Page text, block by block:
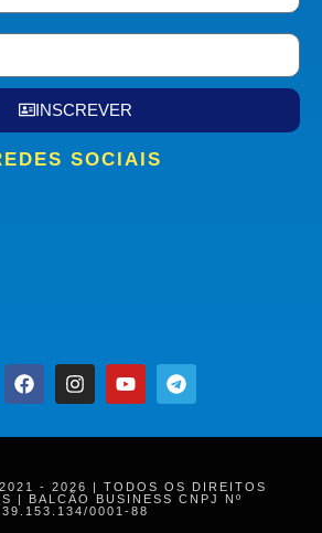
INSCREVER
SOCIAIS
- 2026 | TODOS OS DIREITOS
| BALCÃO BUSINESS CNPJ Nº
39.153.134/0001-88